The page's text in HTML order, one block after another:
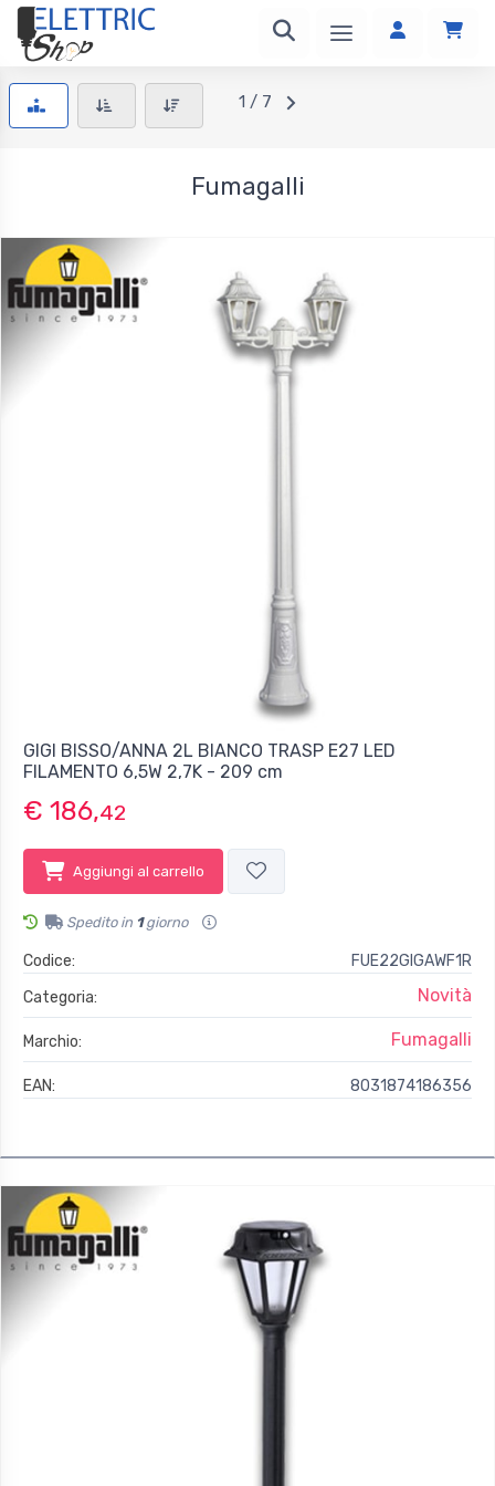
1 / 7
Fumagalli
GIGI BISSO/ANNA 2L BIANCO TRASP E27 LED
FILAMENTO 6,5W 2,7K - 209 cm
€ 186,42
Aggiungi al carrello
Spedito in 1giorno
Codice:
FUE22GIGAWF1R
Categoria:
Novità
Marchio: Fumagalli
EAN: 8031874186356